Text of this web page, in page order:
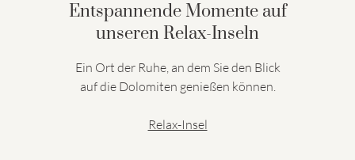
Entspannende Momente auf
unseren Relax-Inseln
Ein Ort der Ruhe, an dem Sie den Blick
auf die Dolomiten genießen können.
Relax-Insel